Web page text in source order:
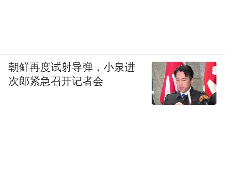
朝鲜再度试射导弹，小泉进
次郎紧急召开记者会